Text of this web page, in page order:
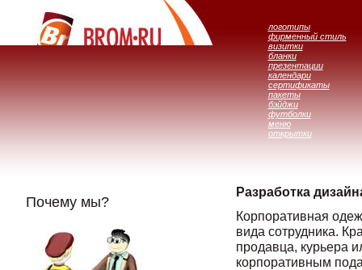
логотипы
фирменный стиль
визитки
бланки
презентации
календари
сертификаты
пакеты
бэйджи
футболки
меню
открытки
Почему мы?
Разработка
Корпоративная
вида сотрудника.
продавца, курьера
корпоративным